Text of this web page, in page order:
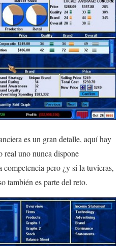
es un gran detalle, aquí hay
real uno nunca dispone
pero ¿y si la tuvieras,
también es parte del reto.